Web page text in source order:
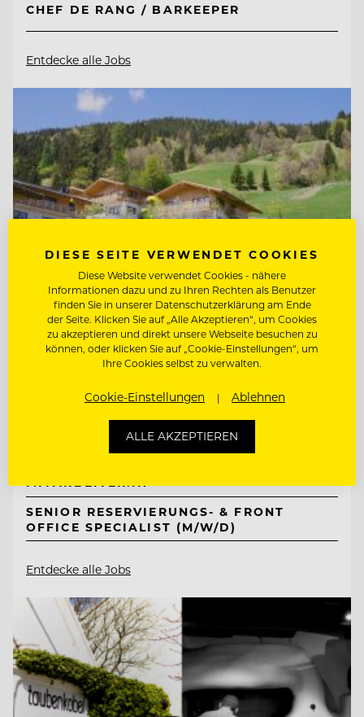
CHEF DE RANG / BARKEEPER
Entdecke alle Jobs
TOP ARBEITGEBER
Mount Med Resort
6311 Wildschönau-Oberau, Österreich
MITARBEITER:IN
SENIOR RESERVIERUNGS- & FRONT
OFFICE SPECIALIST (M/W/D)
Entdecke alle Jobs
DIESE SEITE VERWENDET COOKIES
Diese Website verwendet Cookies - nähere
Informationen dazu und zu Ihren Rechten als Benutzer
finden Sie in unserer Datenschutzerklärung am Ende
der Seite. Klicken Sie auf „Alle Akzeptieren“, um Cookies
zu akzeptieren und direkt unsere Webseite besuchen zu
können, oder klicken Sie auf „Cookie-Einstellungen“, um
Ihre Cookies selbst zu verwalten.
Cookie-Einstellungen Ablehnen
ALLE AKZEPTIEREN